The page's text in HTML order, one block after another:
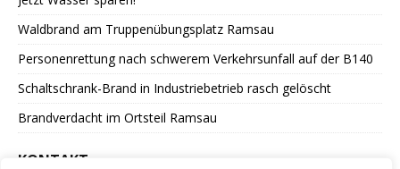
Waldbrand am Truppenübungsplatz Ramsau
Personenrettung nach schwerem Verkehrsunfall auf der B140
Schaltschrank-Brand in Industriebetrieb rasch gelöscht
Brandverdacht im Ortsteil Ramsau
KONTAKT